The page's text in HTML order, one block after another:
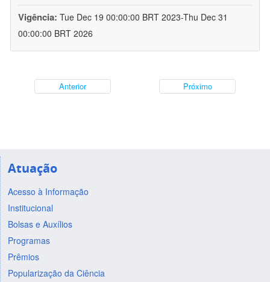
Vigência: Tue Dec 19 00:00:00 BRT 2023-Thu Dec 31
00:00:00 BRT 2026
Anterior Próximo
Atuação
Acesso à Informação
Institucional
Bolsas e Auxílios
Programas
Prêmios
Popularização da Ciência